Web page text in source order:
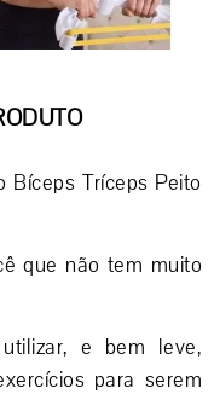
Bíceps Tríceps Peito
que não tem muito
e bem leve,
para serem